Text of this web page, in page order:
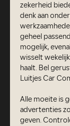
zekerheid
denk aan
geheel
mogelijk,
wisselt
haalt. Bel
Luitjes Car
Alle moeite is
advertenties
geven.